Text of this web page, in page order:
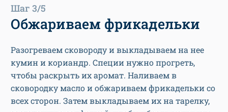
Шаг 3/5
Обжариваем фрикадельки
Разогреваем сковороду и выкладываем на нее
кумин и кориандр. Специи нужно прогреть,
чтобы раскрыть их аромат. Наливаем в
сковородку масло и обжариваем фрикадельки со
всех сторон. Затем выкладываем их на тарелку,